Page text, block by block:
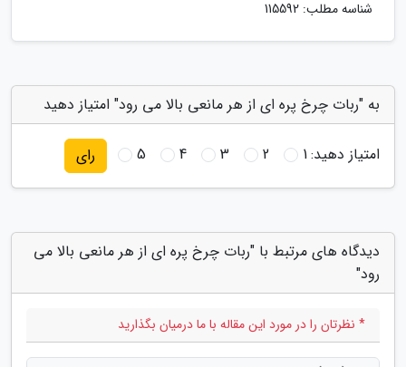
شناسه مطلب: 115592
به "ربات چرخ پره ای از هر مانعی بالا می رود" امتیاز دهید
امتیاز دهید:1
2
3
4
5 رای
دیدگاه های مرتبط با "ربات چرخ پره ای از هر مانعی بالا می
رود"
* نظرتان را در مورد این مقاله با ما درمیان بگذارید